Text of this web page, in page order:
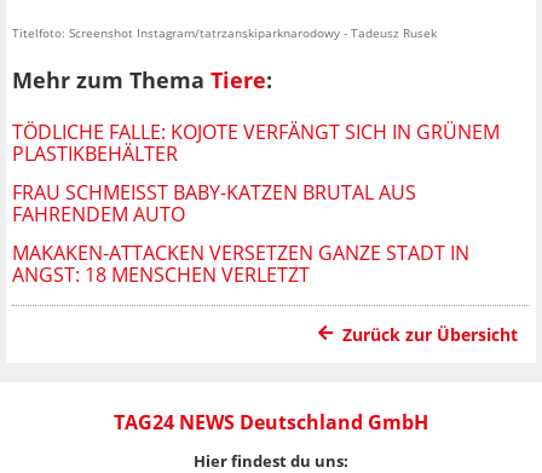
Titelfoto: Screenshot Instagram/tatrzanskiparknarodowy - Tadeusz Rusek
Mehr zum Thema Tiere:
TÖDLICHE FALLE: KOJOTE VERFÄNGT SICH IN GRÜNEM
PLASTIKBEHÄLTER
FRAU SCHMEISST BABY-KATZEN BRUTAL AUS F
AHRENDEM AUTO
MAKAKEN-ATTACKEN VERSETZEN GANZE STADT IN
ANGST: 18 MENSCHEN VERLETZT
Zurück zur Übersicht
TAG24 NEWS Deutschland GmbH
Hier findest du uns: